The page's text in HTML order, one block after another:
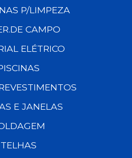
P/LIMPEZA
CAMPO
ELÉTRICO
E JANELAS
TELHAS